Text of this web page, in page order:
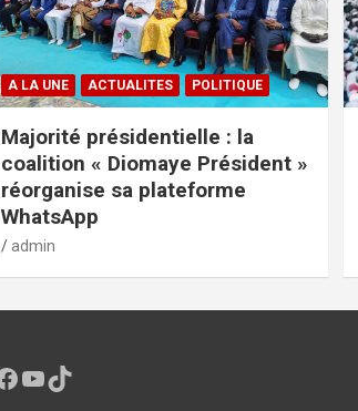
A LA UNE ACTUALITES POLITIQUE
Majorité présidentielle : la
coalition « Diomaye Président »
réorganise sa plateforme
WhatsApp
admin